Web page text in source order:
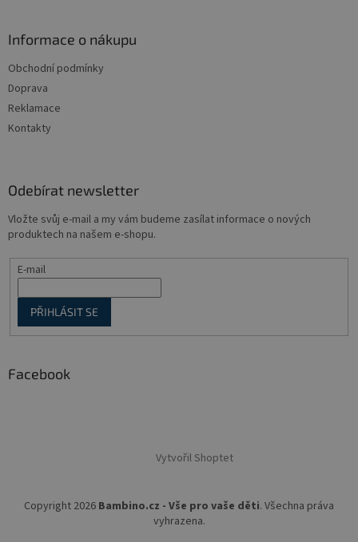
Informace o nákupu
Obchodní podmínky
Doprava
Reklamace
Kontakty
Odebírat newsletter
Vložte svůj e-mail a my vám budeme zasílat informace o nových
produktech na našem e-shopu.
E-mail
PŘIHLÁSIT SE
Facebook
Vytvořil Shoptet
Copyright 2026 Bambino.cz - Vše pro vaše děti. Všechna práva
vyhrazena.